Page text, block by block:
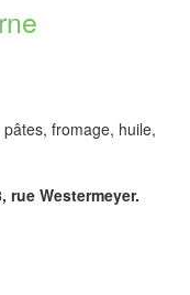
fromage, huile,
rue Westermeyer.